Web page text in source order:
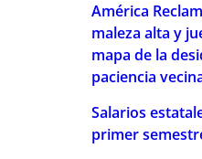
América
maleza alta y
mapa de la
paciencia
Salarios
primer